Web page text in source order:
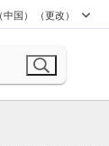
国） （更改）